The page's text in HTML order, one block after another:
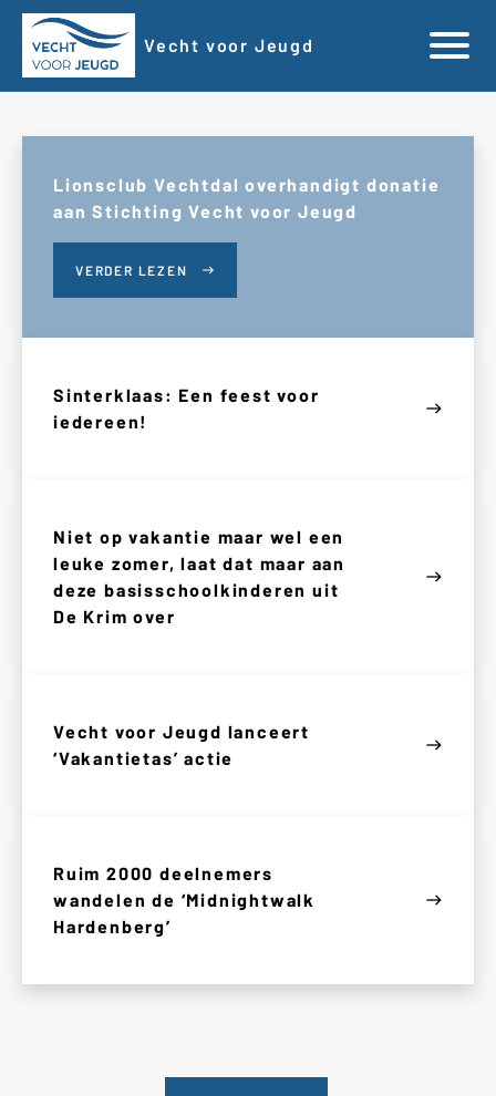
Vecht voor Jeugd
Lionsclub Vechtdal overhandigt donatie
aan Stichting Vecht voor Jeugd
VERDER LEZEN east
Sinterklaas: Een feest voor
iedereen!
east
Niet op vakantie maar wel een
leuke zomer, laat dat maar aan
deze basisschoolkinderen uit
De Krim over
east
Vecht voor Jeugd lanceert
‘Vakantietas’ actie
east
Ruim 2000 deelnemers
wandelen de ‘Midnightwalk
Hardenberg’
east